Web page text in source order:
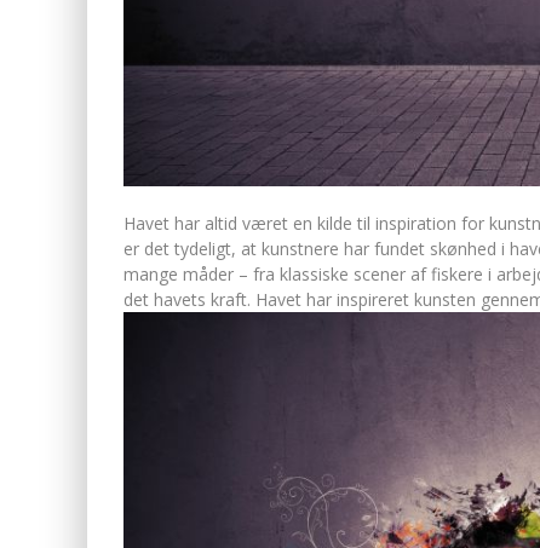
Havet har altid været en kilde til inspiration for
er det tydeligt, at kunstnere har fundet skønhed i
mange måder – fra klassiske scener af fiskere i
det havets kraft. Havet har inspireret kunsten